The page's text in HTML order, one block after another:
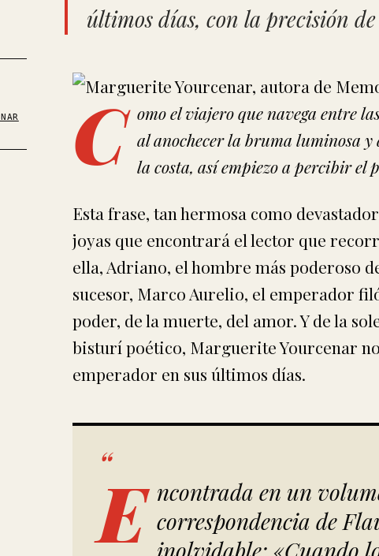
últimos días, con la precisión
C omo el viajero que navega entre
al anochecer la bruma luminosa y
la costa, así empiezo a percibir el
Esta frase, tan hermosa como
joyas que encontrará el lector que
ella, Adriano, el hombre más poderoso
sucesor, Marco Aurelio, el emperador
poder, de la muerte, del amor. Y de la
bisturí poético, Marguerite Yourcenar
emperador en sus últimos días.
E ncontrada en un
correspondencia de
inolvidable: «Cuando